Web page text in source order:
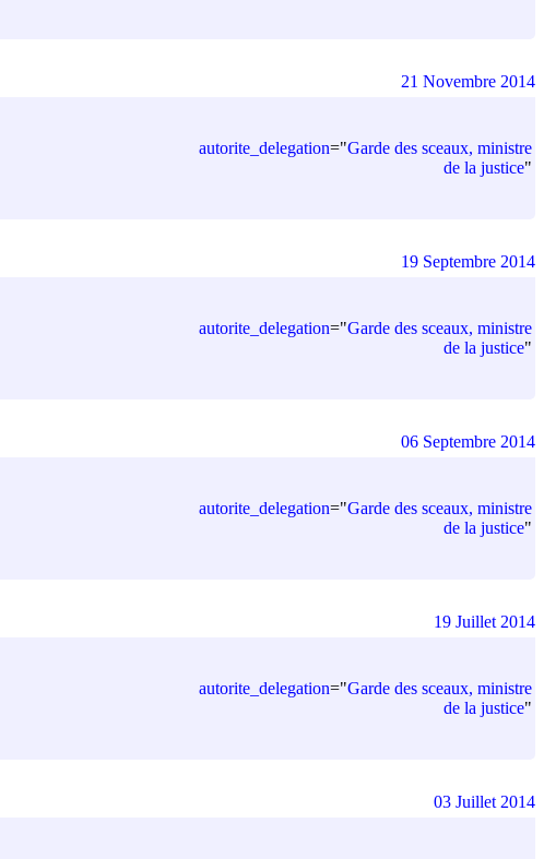
autorite_delegation="Garde des sceaux, ministre
de la justice"
21 Novembre 2014
autorite_delegation="Garde des sceaux, ministre
de la justice"
19 Septembre 2014
autorite_delegation="Garde des sceaux, ministre
de la justice"
06 Septembre 2014
autorite_delegation="Garde des sceaux, ministre
de la justice"
19 Juillet 2014
03 Juillet 2014